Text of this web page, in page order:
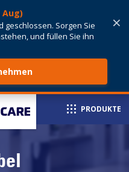
Aug)
geschlossen. Sorgen Sie
und füllen Sie ihn
×
PRODUKTE